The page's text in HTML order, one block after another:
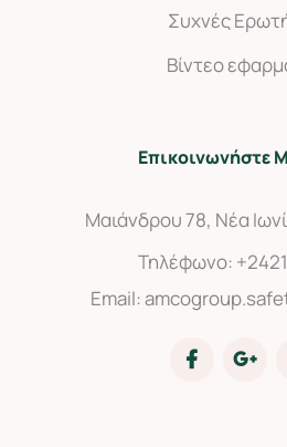
Συχνές
Βίντεο
Επικοινωνήστε
Μαιάνδρου 78, Νέα
Τηλέφωνο:
Email: